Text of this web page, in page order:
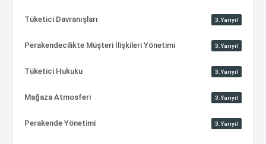
Tüketici Davranışları 3.Yarıyıl
Perakendecilikte Müşteri İlişkileri Yönetimi 3.Yarıyıl
Tüketici Hukuku 3.Yarıyıl
Mağaza Atmosferi 3.Yarıyıl
Perakende Yönetimi 3.Yarıyıl